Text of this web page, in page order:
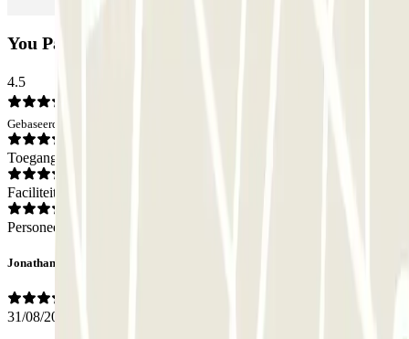
You Parking Spain: Beoordelingen
4.5
Gebaseerd op 10 meningen
Toegang
Faciliteiten
Personeel
Jonathan
31/08/2024